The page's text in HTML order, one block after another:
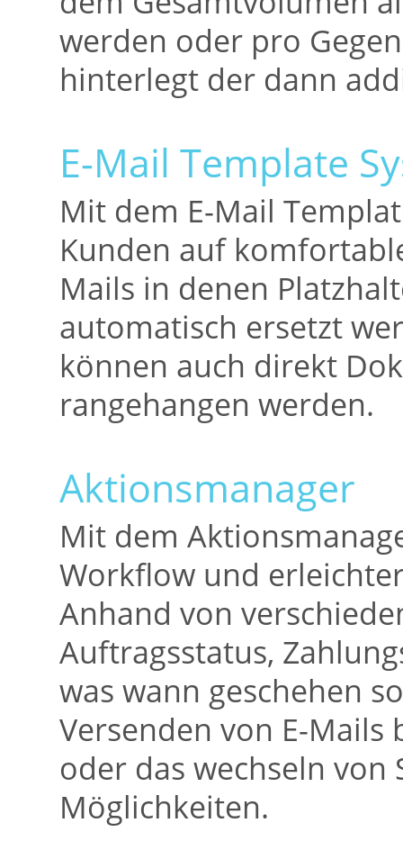
werden oder pro
hinterlegt der dann
E-Mail Template
Mit dem E-Mail
Kunden auf
Mails in denen
automatisch ersetzt
können auch direkt
rangehangen werden.
Aktionsmanager
Mit dem
Workflow und
Anhand von
Auftragsstatus,
was wann geschehen
Versenden von E-
oder das wechseln
Möglichkeiten.